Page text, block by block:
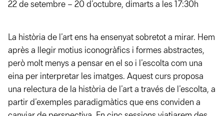
22 de setembre – 20 d’octubre, dimarts a les 17:30h
La història de l’art ens ha ensenyat sobretot a mirar. Hem
après a llegir motius iconogràfics i formes abstractes,
però molt menys a pensar en el so i l’escolta com una
eina per interpretar les imatges. Aquest curs proposa
una relectura de la història de l’art a través de l’escolta, a
partir d’exemples paradigmàtics que ens conviden a